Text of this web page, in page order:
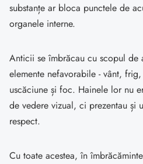
substanțe ar bloca punctele de
organele interne.
Anticii se îmbrăcau cu scopul de
elemente nefavorabile - vânt,
uscăciune și foc. Hainele lor nu
de vedere vizual, ci prezentau și
respect.
Cu toate acestea, în